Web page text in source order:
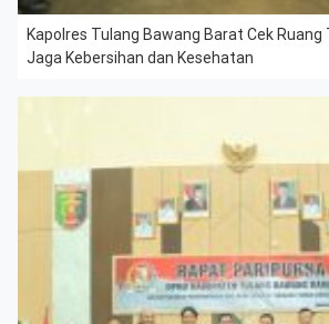
Kapolres Tulang Bawang Barat Cek Ruang
Jaga Kebersihan dan Kesehatan